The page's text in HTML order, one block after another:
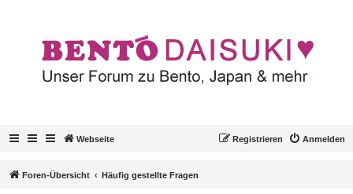
Webseite Anmelden
Registrieren
Foren-Übersicht Häufig gestellte Fragen